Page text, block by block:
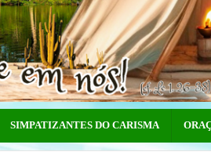
SIMPATIZANTES DO CARISMA